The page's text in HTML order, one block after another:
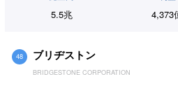
5.5兆 4,373
48 ブリヂストン
BRIDGESTONE CORPORATION